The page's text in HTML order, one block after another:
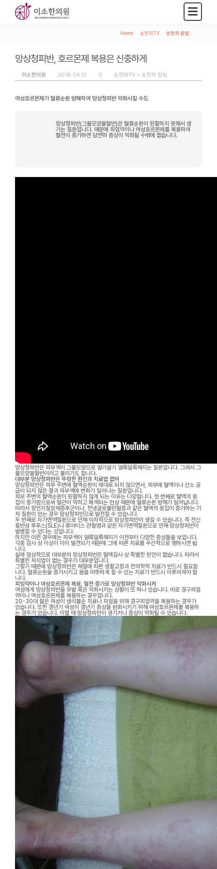
Home 송현희TV 송현희 칼럼
망상청피반, 호르몬제 복용은 신중하게
이소한의원 2018.04.12 0 송현희TV >송현희 칼럼
여성호르몬제가 혈류순환 방해하여 망상청피반 악화시킬 수도
망상청피반(그물모양울혈반)은 혈류순환이 원활하지 못해서 생
기는 질환입니다. 때문에 피임약이나 여성호르몬제를 복용하여
혈전이 증가하면 당연히 증상이 악화될 수밖에 없습니다.
망상청피반은 피부색이 그물모양으로 얼기설기 얼룩덜룩해지는 질환입니다. 그래서 그
물모양울혈반이라고 불리기도 합니다.
대부분 망상청피반은 뚜렷한 원인과 치료법 없어
망상청피반은 피부 주변에 혈액순환이 제대로 되지 않으면서, 피부에 혈액이나 산소 공
급이 되지 않은 결과 피부색에 변화가 일어나는 질환입니다.
피부 주변의 혈액순환이 원활하지 않게 되는 이유는 다양합니다. 첫 번째로 혈액의 응
집이 증가함으로써 혈관이 막히고 폐색되는 현상 때문에 혈류순환 방해가 일어납니다.
따라서 항인지질항체증후군이나, 한냉글로불린혈증과 같은 혈액의 응집이 증가하는 기
저 질환이 있는 경우 망상청피반으로 발전할 수 있습니다.
두 번째로 자가면역질환으로 인해 이차적으로 망상청피반이 생길 수 있습니다. 즉 전신
홍반성 루푸스(SLE)나 류마티스 관절염과 같은 자가면역질환으로 인해 망상청피반이
발병할 수 있다는 것입니다.
하지만 이런 경우에는 피부색이 얼룩덜룩해지기 이전부터 다양한 증상들을 보입니다.
각종 검사 상 이상이 이미 발견되기 때문에 그에 따른 치료를 우선적으로 행하시면 됩
니다.
실제 임상적으로 대부분의 망상청피반은 혈액검사 상 특별한 원인이 없습니다. 따라서
특별한 처치법이 없는 경우가 대부분입니다.
그렇기 때문에 망상청피반은 체질에 따른 생활교정과 한의학적 치료가 반드시 필요합
니다. 혈류순환을 증가시키고 몸을 따뜻하게 할 수 있는 치료가 반드시 이루어져야 합
니다.
피임약이나 여성호르몬제 복용, 혈전 증가로 망상청피반 악화시켜
여성에게 망상청피반을 유발 혹은 악화시키는 상황이 또 하나 있습니다. 바로 경구피임
약이나 여성호르몬제를 복용하는 경우입니다.
20-30대 젊은 여성이 생리불순 치료나 피임을 위해 경구피임약을 복용하는 경우가
있습니다. 또한 갱년기 여성이 갱년기 증상을 완화시키기 위해 여성호르몬제를 복용하
는 경우가 있습니다. 이럴 때 망상청피반이 생기거나 증상이 악화될 수 있습니다.